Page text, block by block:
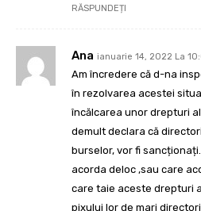
RĂSPUNDEȚI
Ana ianuarie 14, 2022 La
Am încredere că d-na
în rezolvarea acestei
încălcarea unor drepturi
demult declara că
burselor, vor fi
acorda deloc ,sau care
care taie aceste drepturi
pixului lor de mari